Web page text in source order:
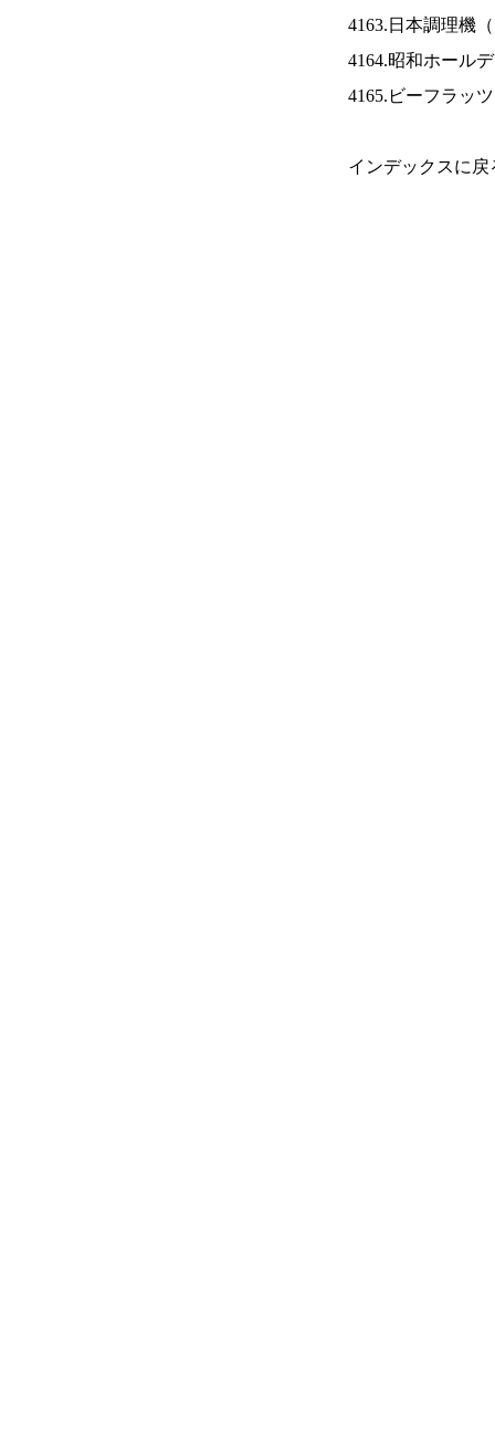
4163.日本調理機（
4164.昭和ホール
4165.ビーフラッ
インデックスに戻